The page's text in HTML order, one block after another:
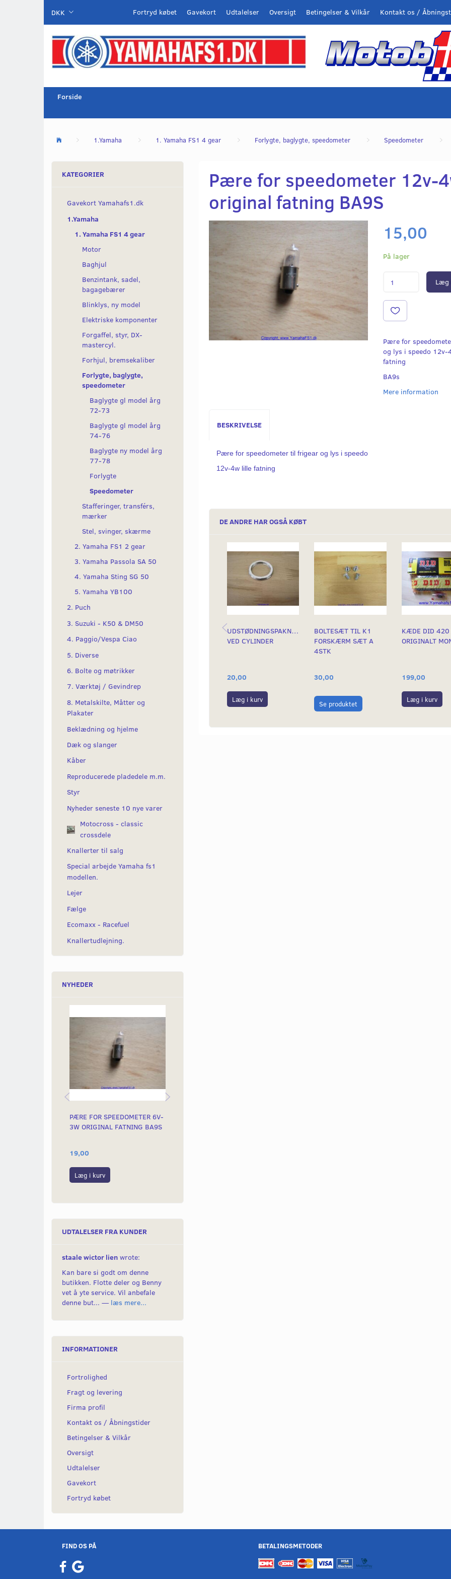
DKK Kontakt os /
Betingelser & Vilkår
Oversigt
Udtalelser
Gavekort
Fortryd købet
Forside
1.Yamaha 1. Yamaha FS1 4 gear Forlygte, baglygte, speedometer Speedometer
KATEGORIER
Gavekort Yamahafs1.dk
1.Yamaha
1. Yamaha FS1 4 gear
Motor
Baghjul
Benzintank, sadel,
bagagebærer
Blinklys, ny model
Elektriske komponenter
Forgaffel, styr, DX-
mastercyl.
Forhjul, bremsekaliber
Forlygte, baglygte,
speedometer
Baglygte gl model årg
72-73
Baglygte gl model årg
74-76
Baglygte ny model årg
77-78
Forlygte
Speedometer
Stafferinger, transférs,
mærker
Stel, svinger, skærme
2. Yamaha FS1 2 gear
3. Yamaha Passola SA 50
4. Yamaha Sting SG 50
5. Yamaha YB100
2. Puch
3. Suzuki - K50 & DM50
4. Paggio/Vespa Ciao
5. Diverse
6. Bolte og møtrikker
7. Værktøj / Gevindrep
8. Metalskilte, Måtter og
Plakater
Beklædning og hjelme
Dæk og slanger
Kåber
Reproducerede pladedele m.m.
Styr
Nyheder seneste 10 nye varer
Motocross - classic
crossdele
Knallerter til salg
Special arbejde Yamaha fs1
modellen.
Lejer
Fælge
Ecomaxx - Racefuel
Knallertudlejning.
NYHEDER
PÆRE FOR SPEEDOMETER 6V-
3W ORIGINAL FATNING BA9S
19,00
Læg i kurv
UDTALELSER FRA KUNDER
staale wictor lien wrote:
Kan bare si godt om denne
butikken. Flotte deler og Benny
vet å yte service. Vil anbefale
denne but... — læs mere...
INFORMATIONER
Fortrolighed
Fragt og levering
Firma profil
Kontakt os / Åbningstider
Betingelser & Vilkår
Oversigt
Udtalelser
Gavekort
Fortryd købet
Pære for speedometer 12v-
original fatning BA9S
15,00
På lager
Læg
Pære for
og lys i speedo 12v-
fatning
BA9s
Mere information
BESKRIVELSE
Pære for speedometer til frigear og lys i speedo
12v-4w lille fatning
DE ANDRE HAR OGSÅ KØBT
UDSTØDNINGSPAKNING
VED CYLINDER
20,00
Læg i kurv
BOLTESÆT TIL K1
FORSKÆRM SÆT A
4STK
30,00
Se produktet
KÆDE DID 420
ORIGINALT
199,00
Læg i kurv
FIND OS PÅ BETALINGSMETODER